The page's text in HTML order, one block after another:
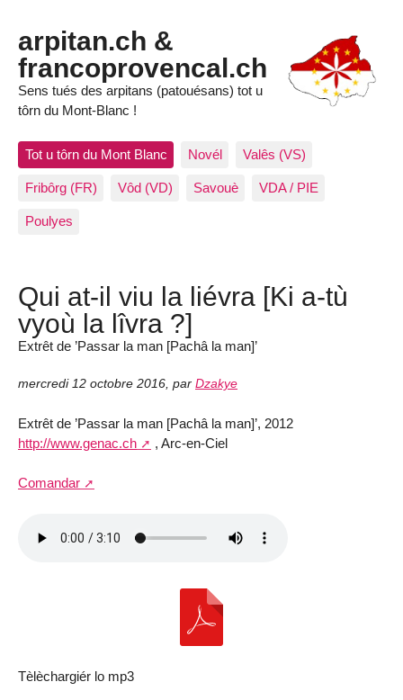
arpitan.ch &
francoprovencal.ch
Sens tués des arpitans (patouésans) tot u
tôrn du Mont-Blanc !
Tot u tôrn du Mont Blanc Novél Valês (VS)
Fribôrg (FR) Vôd (VD) Savouè VDA / PIE
Poulyes
Qui at-il viu la liévra [Ki a-tù
vyoù la lîvra ?]
Extrêt de ’Passar la man [Pachâ la man]’
mercredi 12 octobre 2016 par Dzakye
Extrêt de ’Passar la man [Pachâ la man]’, 2012
http://www.genac.ch
, Arc-en-Ciel
Comandar
Tèlèchargiér lo mp3